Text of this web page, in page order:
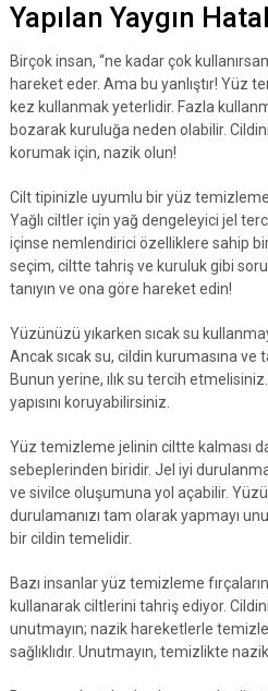
Yapılan Yaygın
Birçok insan, “ne kadar çok
hareket eder. Ama bu yanlıştır! Yüz
kez kullanmak yeterlidir. Fazla
bozarak kuruluğa neden olabilir.
korumak için, nazik olun!
Cilt tipinizle uyumlu bir yüz
Yağlı ciltler için yağ dengeleyici jel
içinse nemlendirici özelliklere sahip
seçim, ciltte tahriş ve kuruluk gibi
tanıyın ve ona göre hareket edin!
Yüzünüzü yıkarken sıcak su
Ancak sıcak su, cildin kurumasına ve
Bunun yerine, ılık su tercih
yapısını koruyabilirsiniz.
Yüz temizleme jelinin ciltte kalması
sebeplerinden biridir. Jel iyi
ve sivilce oluşumuna yol açabilir.
durulamanızı tam olarak yapmayı
bir cildin temelidir.
Bazı insanlar yüz temizleme
kullanarak ciltlerini tahriş ediyor.
unutmayın; nazik hareketlerle
sağlıklıdır. Unutmayın, temizlikte